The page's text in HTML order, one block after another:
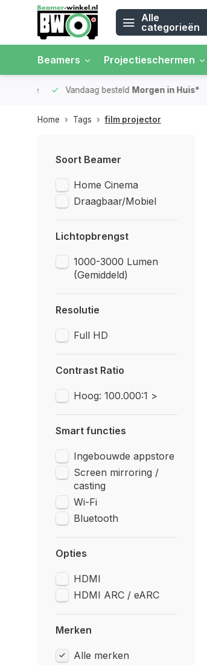
Alle
categorieën
Beamers Projectieschermen
Vandaag besteldMorgen in Huis*
Home Tags film projector
Soort Beamer
Home Cinema
Draagbaar/Mobiel
Lichtopbrengst
1000-3000 Lumen
(Gemiddeld)
Resolutie
Full HD
Contrast Ratio
Hoog: 100.000:1 >
Smart functies
Ingebouwde appstore
Screen mirroring /
casting
Wi-Fi
Bluetooth
Opties
HDMI
HDMI ARC / eARC
Merken
Alle merken
Beste Service Garantie